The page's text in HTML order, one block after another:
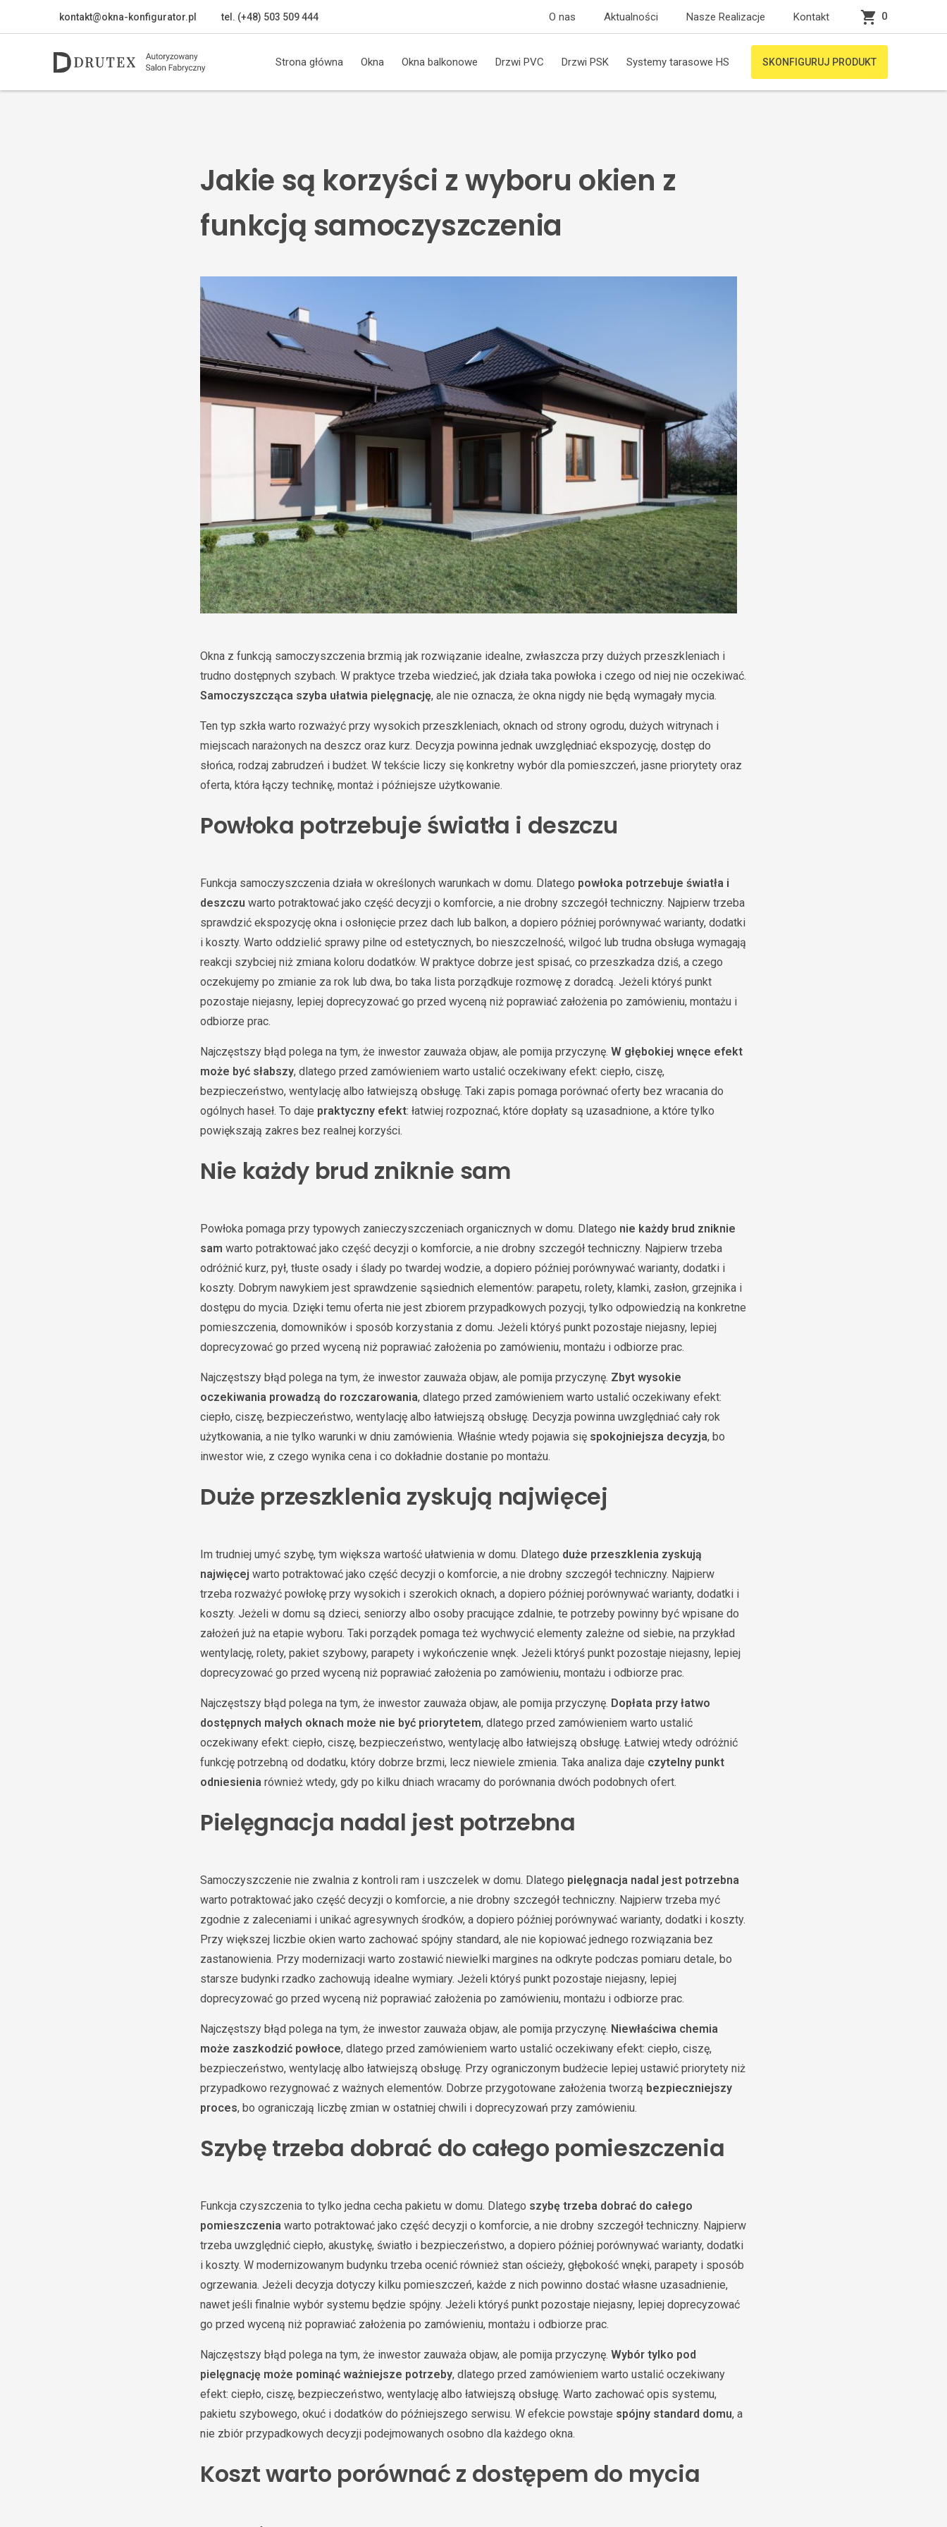
kontakt@okna-konfigurator.pl tel. (+48) 503 509 444 O nas Aktualności Nasze Realizacje Kontakt 0
Strona główna Okna Okna balkonowe Drzwi PVC Drzwi PSK Systemy tarasowe HS SKONFIGURUJ PRODUKT
Jakie są korzyści z wyboru okien z
funkcją samoczyszczenia
Okna z funkcją samoczyszczenia brzmią jak rozwiązanie idealne, zwłaszcza przy dużych przeszkleniach i
trudno dostępnych szybach. W praktyce trzeba wiedzieć, jak działa taka powłoka i czego od niej nie oczekiwać.
Samoczyszcząca szyba ułatwia pielęgnację, ale nie oznacza, że okna nigdy nie będą wymagały mycia.
Ten typ szkła warto rozważyć przy wysokich przeszkleniach, oknach od strony ogrodu, dużych witrynach i
miejscach narażonych na deszcz oraz kurz. Decyzja powinna jednak uwzględniać ekspozycję, dostęp do
słońca, rodzaj zabrudzeń i budżet. W tekście liczy się konkretny wybór dla pomieszczeń, jasne priorytety oraz
oferta, która łączy technikę, montaż i późniejsze użytkowanie.
Powłoka potrzebuje światła i deszczu
Funkcja samoczyszczenia działa w określonych warunkach w domu. Dlatego powłoka potrzebuje światła i
deszczu warto potraktować jako część decyzji o komforcie, a nie drobny szczegół techniczny. Najpierw trzeba
sprawdzić ekspozycję okna i osłonięcie przez dach lub balkon, a dopiero później porównywać warianty, dodatki
i koszty. Warto oddzielić sprawy pilne od estetycznych, bo nieszczelność, wilgoć lub trudna obsługa wymagają
reakcji szybciej niż zmiana koloru dodatków. W praktyce dobrze jest spisać, co przeszkadza dziś, a czego
oczekujemy po zmianie za rok lub dwa, bo taka lista porządkuje rozmowę z doradcą. Jeżeli któryś punkt
pozostaje niejasny, lepiej doprecyzować go przed wyceną niż poprawiać założenia po zamówieniu, montażu i
odbiorze prac.
Najczęstszy błąd polega na tym, że inwestor zauważa objaw, ale pomija przyczynę. W głębokiej wnęce efekt
może być słabszy, dlatego przed zamówieniem warto ustalić oczekiwany efekt: ciepło, ciszę,
bezpieczeństwo, wentylację albo łatwiejszą obsługę. Taki zapis pomaga porównać oferty bez wracania do
ogólnych haseł. To daje praktyczny efekt: łatwiej rozpoznać, które dopłaty są uzasadnione, a które tylko
powiększają zakres bez realnej korzyści.
Nie każdy brud zniknie sam
Powłoka pomaga przy typowych zanieczyszczeniach organicznych w domu. Dlatego nie każdy brud zniknie
sam warto potraktować jako część decyzji o komforcie, a nie drobny szczegół techniczny. Najpierw trzeba
odróżnić kurz, pył, tłuste osady i ślady po twardej wodzie, a dopiero później porównywać warianty, dodatki i
koszty. Dobrym nawykiem jest sprawdzenie sąsiednich elementów: parapetu, rolety, klamki, zasłon, grzejnika i
dostępu do mycia. Dzięki temu oferta nie jest zbiorem przypadkowych pozycji, tylko odpowiedzią na konkretne
pomieszczenia, domowników i sposób korzystania z domu. Jeżeli któryś punkt pozostaje niejasny, lepiej
doprecyzować go przed wyceną niż poprawiać założenia po zamówieniu, montażu i odbiorze prac.
Najczęstszy błąd polega na tym, że inwestor zauważa objaw, ale pomija przyczynę. Zbyt wysokie
oczekiwania prowadzą do rozczarowania, dlatego przed zamówieniem warto ustalić oczekiwany efekt:
ciepło, ciszę, bezpieczeństwo, wentylację albo łatwiejszą obsługę. Decyzja powinna uwzględniać cały rok
użytkowania, a nie tylko warunki w dniu zamówienia. Właśnie wtedy pojawia się spokojniejsza decyzja, bo
inwestor wie, z czego wynika cena i co dokładnie dostanie po montażu.
Duże przeszklenia zyskują najwięcej
Im trudniej umyć szybę, tym większa wartość ułatwienia w domu. Dlatego duże przeszklenia zyskują
najwięcej warto potraktować jako część decyzji o komforcie, a nie drobny szczegół techniczny. Najpierw
trzeba rozważyć powłokę przy wysokich i szerokich oknach, a dopiero później porównywać warianty, dodatki i
koszty. Jeżeli w domu są dzieci, seniorzy albo osoby pracujące zdalnie, te potrzeby powinny być wpisane do
założeń już na etapie wyboru. Taki porządek pomaga też wychwycić elementy zależne od siebie, na przykład
wentylację, rolety, pakiet szybowy, parapety i wykończenie wnęk. Jeżeli któryś punkt pozostaje niejasny, lepiej
doprecyzować go przed wyceną niż poprawiać założenia po zamówieniu, montażu i odbiorze prac.
Najczęstszy błąd polega na tym, że inwestor zauważa objaw, ale pomija przyczynę. Dopłata przy łatwo
dostępnych małych oknach może nie być priorytetem, dlatego przed zamówieniem warto ustalić
oczekiwany efekt: ciepło, ciszę, bezpieczeństwo, wentylację albo łatwiejszą obsługę. Łatwiej wtedy odróżnić
funkcję potrzebną od dodatku, który dobrze brzmi, lecz niewiele zmienia. Taka analiza daje czytelny punkt
odniesienia również wtedy, gdy po kilku dniach wracamy do porównania dwóch podobnych ofert.
Pielęgnacja nadal jest potrzebna
Samoczyszczenie nie zwalnia z kontroli ram i uszczelek w domu. Dlatego pielęgnacja nadal jest potrzebna
warto potraktować jako część decyzji o komforcie, a nie drobny szczegół techniczny. Najpierw trzeba myć
zgodnie z zaleceniami i unikać agresywnych środków, a dopiero później porównywać warianty, dodatki i koszty.
Przy większej liczbie okien warto zachować spójny standard, ale nie kopiować jednego rozwiązania bez
zastanowienia. Przy modernizacji warto zostawić niewielki margines na odkryte podczas pomiaru detale, bo
starsze budynki rzadko zachowują idealne wymiary. Jeżeli któryś punkt pozostaje niejasny, lepiej
doprecyzować go przed wyceną niż poprawiać założenia po zamówieniu, montażu i odbiorze prac.
Najczęstszy błąd polega na tym, że inwestor zauważa objaw, ale pomija przyczynę. Niewłaściwa chemia
może zaszkodzić powłoce, dlatego przed zamówieniem warto ustalić oczekiwany efekt: ciepło, ciszę,
bezpieczeństwo, wentylację albo łatwiejszą obsługę. Przy ograniczonym budżecie lepiej ustawić priorytety niż
przypadkowo rezygnować z ważnych elementów. Dobrze przygotowane założenia tworzą bezpieczniejszy
proces, bo ograniczają liczbę zmian w ostatniej chwili i doprecyzowań przy zamówieniu.
Szybę trzeba dobrać do całego pomieszczenia
Funkcja czyszczenia to tylko jedna cecha pakietu w domu. Dlatego szybę trzeba dobrać do całego
pomieszczenia warto potraktować jako część decyzji o komforcie, a nie drobny szczegół techniczny. Najpierw
trzeba uwzględnić ciepło, akustykę, światło i bezpieczeństwo, a dopiero później porównywać warianty, dodatki
i koszty. W modernizowanym budynku trzeba ocenić również stan ościeży, głębokość wnęki, parapety i sposób
ogrzewania. Jeżeli decyzja dotyczy kilku pomieszczeń, każde z nich powinno dostać własne uzasadnienie,
nawet jeśli finalnie wybór systemu będzie spójny. Jeżeli któryś punkt pozostaje niejasny, lepiej doprecyzować
go przed wyceną niż poprawiać założenia po zamówieniu, montażu i odbiorze prac.
Najczęstszy błąd polega na tym, że inwestor zauważa objaw, ale pomija przyczynę. Wybór tylko pod
pielęgnację może pominąć ważniejsze potrzeby, dlatego przed zamówieniem warto ustalić oczekiwany
efekt: ciepło, ciszę, bezpieczeństwo, wentylację albo łatwiejszą obsługę. Warto zachować opis systemu,
pakietu szybowego, okuć i dodatków do późniejszego serwisu. W efekcie powstaje spójny standard domu, a
nie zbiór przypadkowych decyzji podejmowanych osobno dla każdego okna.
Koszt warto porównać z dostępem do mycia